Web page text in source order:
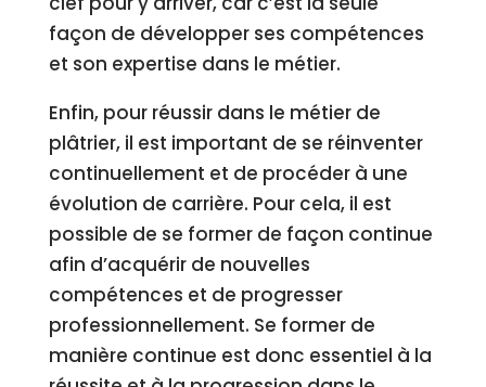
façon de développer ses compétences
et son expertise dans le métier.
Enfin, pour réussir dans le métier de
plâtrier, il est important de se réinventer
continuellement et de procéder à une
évolution de carrière. Pour cela, il est
possible de se former de façon continue
afin d’acquérir de nouvelles
compétences et de progresser
professionnellement. Se former de
manière continue est donc essentiel à la